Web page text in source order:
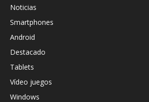
Noticias
Smartphones
Android
Destacado
Tablets
Vídeo juegos
Windows